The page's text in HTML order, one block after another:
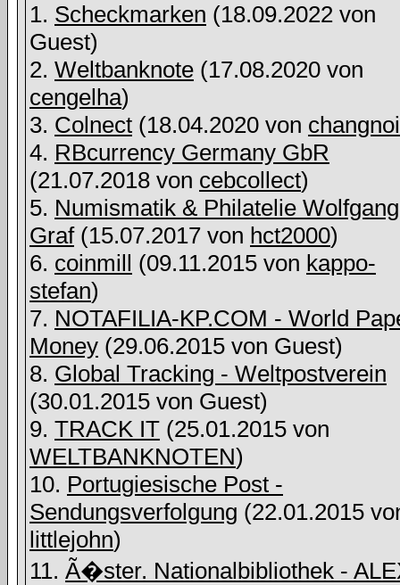
1. Scheckmarken (18.09.2022 von
Guest)
2. Weltbanknote (17.08.2020 von
cengelha)
3. Colnect (18.04.2020 von changnoi
4. RBcurrency Germany GbR
(21.07.2018 von cebcollect)
5. Numismatik & Philatelie Wolfgang
Graf(15.07.2017 von hct2000)
6. coinmill (09.11.2015 von kappo-
stefan)
7. NOTAFILIA-KP.COM - World
Money (29.06.2015 von Guest)
8. Global Tracking - Weltpostverein
(30.01.2015 von Guest)
9. TRACK IT (25.01.2015 von
WELTBANKNOTEN)
10. Portugiesische Post -
Sendungsverfolgung (22.01.2015
littlejohn)
11. Ã�ster. Nationalbibliothek -